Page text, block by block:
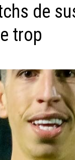
de
trop